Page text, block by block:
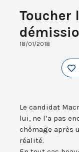
Toucher
18/01/2018
Le candidat
lui, ne l’a pas
chômage après
réalité.